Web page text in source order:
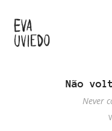
Não
Never